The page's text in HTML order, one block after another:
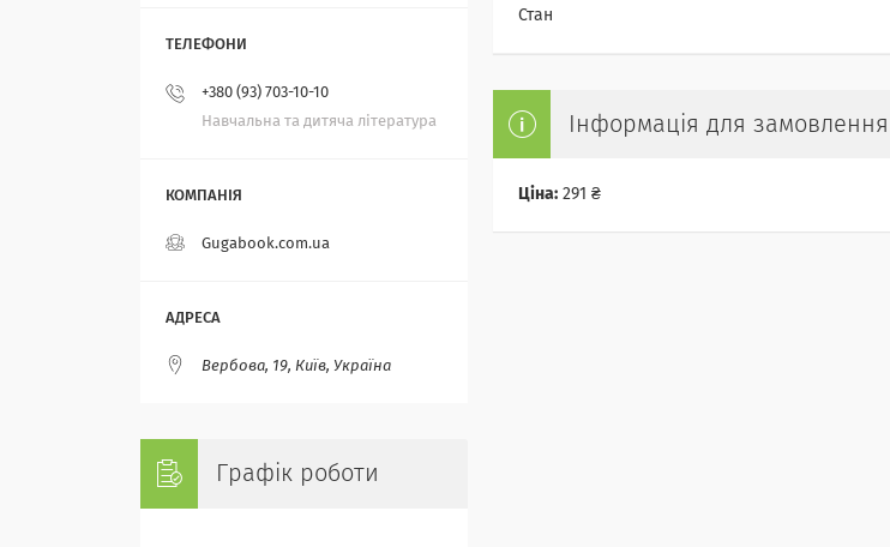
Стан
Інформація для замовлення
Ціна: 291 ₴
+380 (93) 703-10-10
Навчальна та дитяча література
Gugabook.com.ua
Вербова, 19, Київ, Україна
Графік роботи